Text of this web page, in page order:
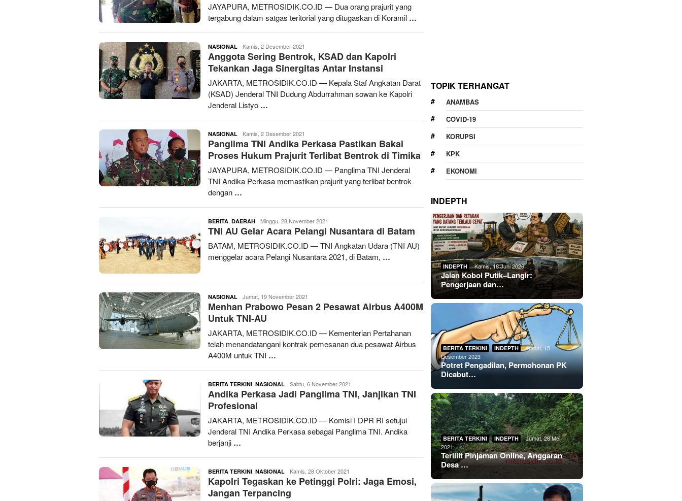
JAYAPURA, METROSIDIK.CO.ID — Dua orang prajurit yang
tergabung dalam satgas teritorial yang ditugaskan di Koramil …
NASIONAL redaksimetrosidik
Kamis, 2 Desember 2021
Anggota Sering Bentrok, KSAD dan Kapolri
Tekankan Jaga Sinergitas Antar Instansi
JAKARTA, METROSIDIK.CO.ID — Kepala Staf Angkatan Darat
(KSAD) Jenderal TNI Dudung Abdurrahman sowan ke Kapolri
Jenderal Listyo …
NASIONAL redaksimetrosidik
Kamis, 2 Desember 2021
Panglima TNI Andika Perkasa Pastikan Bakal
Proses Hukum Prajurit Terlibat Bentrok di Timika
JAYAPURA, METROSIDIK.CO.ID — Panglima TNI Jenderal
TNI Andika Perkasa memastikan prajurit yang terlibat bentrok
dengan …
BERITA DAERAH redaksimetrosidik
Minggu, 28 November 2021
TNI AU Gelar Acara Pelangi Nusantara di Batam
BATAM, METROSIDIK.CO.ID — TNI Angkatan Udara (TNI AU)
menggelar acara Pelangi Nusantara 2021, di Batam, …
NASIONAL redaksimetrosidik
Jumat, 19 November 2021
Menhan Prabowo Pesan 2 Pesawat Airbus A400M
Untuk TNI-AU
JAKARTA, METROSIDIK.CO.ID — Kementerian Pertahanan
telah menandatangani kontrak pemesanan dua pesawat Airbus
A400M untuk TNI …
BERITA TERKINI NASIONAL redaksimetrosidik
Sabtu, 6 November 2021
Andika Perkasa Jadi Panglima TNI, Janjikan TNI
Profesional
JAKARTA, METROSIDIK.CO.ID — Komisi I DPR RI setujui
Jenderal TNI Andika Perkasa sebagai Panglima TNI. Andika
berjanji …
BERITA TERKINI NASIONAL redaksimetrosidik
Kamis, 28 Oktober 2021
Kapolri Tegaskan ke Petinggi Polri: Jaga Emosi,
Jangan Terpancing
TOPIK TERHANGAT
ANAMBAS
COVID-19
KORUPSI
KPK
EKONOMI
INDEPTH
INDEPTH Kamis, 18 Juni 2026
Jalan Koboi Putik–Langir:
Pengerjaan dan…
BERITA TERKINI , INDEPTH
Jumat, 15
Desember 2023
Potret Pengadilan, Permohonan PK
Dicabut…
BERITA TERKINI , INDEPTH
Jumat, 28 Mei
2021
Terlilit Pinjaman Online, Anggaran
Desa …